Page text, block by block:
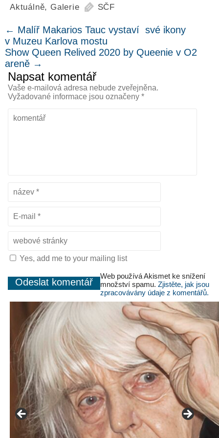
Aktuálně, Galerie SČF
← Malíř Makarios Tauc vystaví své ikony
v Muzeu Karlova mostu
Show Queen Relived 2020 by Queenie v O2
areně →
Napsat komentář
Vaše e-mailová adresa nebude zveřejněna.
Vyžadované informace jsou označeny *
Yes, add me to your mailing list
Web používá Akismet ke snížení
množství spamu. Zjistěte, jak jsou
zpracovávány údaje z komentářů.